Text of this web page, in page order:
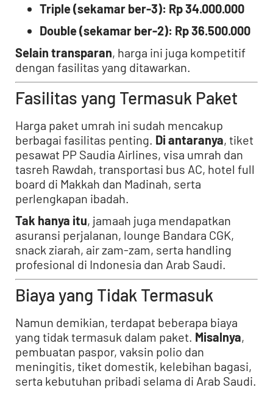
Triple (sekamar ber-3): Rp 34.000.000
Double (sekamar ber-2): Rp 36.500.000
Selain transparan, harga ini juga kompetitif
dengan fasilitas yang ditawarkan.
Fasilitas yang Termasuk Paket
Harga paket umrah ini sudah mencakup
berbagai fasilitas penting. Di antaranya, tiket
pesawat PP Saudia Airlines, visa umrah dan
tasreh Rawdah, transportasi bus AC, hotel full
board di Makkah dan Madinah, serta
perlengkapan ibadah.
Tak hanya itu, jamaah juga mendapatkan
asuransi perjalanan, lounge Bandara CGK,
snack ziarah, air zam-zam, serta handling
profesional di Indonesia dan Arab Saudi.
Biaya yang Tidak Termasuk
Namun demikian, terdapat beberapa biaya
yang tidak termasuk dalam paket. Misalnya,
pembuatan paspor, vaksin polio dan
meningitis, tiket domestik, kelebihan bagasi,
serta kebutuhan pribadi selama di Arab Saudi.